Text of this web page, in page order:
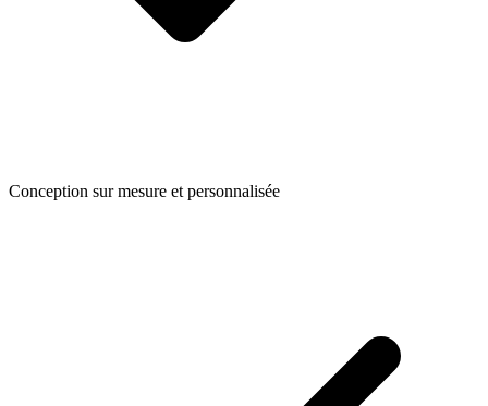
Conception sur mesure et personnalisée